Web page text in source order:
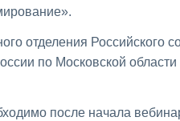
отделения Российского
по Московской области
после начала